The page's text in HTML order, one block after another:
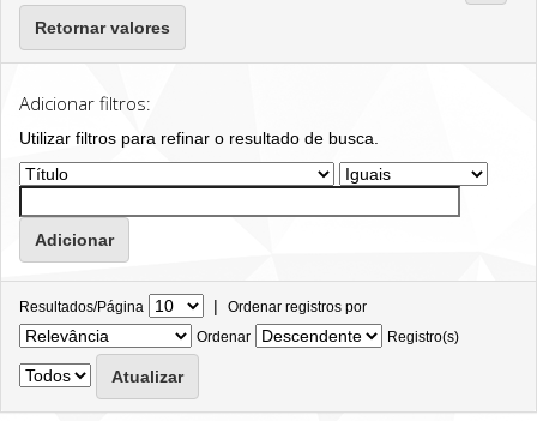
Retornar valores
Adicionar filtros:
Utilizar filtros para refinar o resultado de busca.
Resultados/Página | Ordenar registros por
Ordenar
Registro(s)